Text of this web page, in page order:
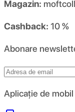
Magazin:
Cashback: 10 %
Abonare
Aplicație de mobil